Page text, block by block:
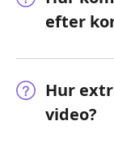
efter
Hur
video?